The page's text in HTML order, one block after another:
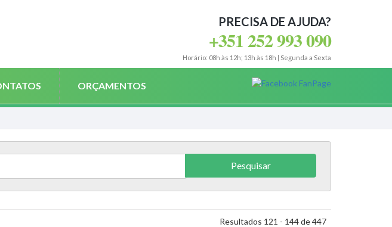
PRECISA DE AJUDA?
+351 252 993 090
Horário: 08h às 12h; 13h às 18h | Segunda a Sexta
ORÇAMENTOS
Resultados 121 - 144 de 447